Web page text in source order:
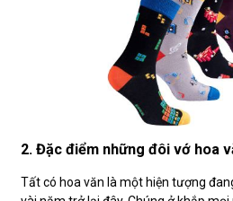
2. Đặc điểm những đôi vớ hoa
Tất có hoa văn là một hiện tượng